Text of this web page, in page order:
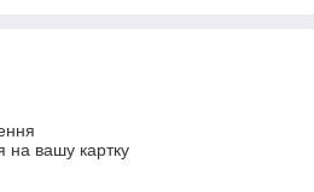
на вашу картку